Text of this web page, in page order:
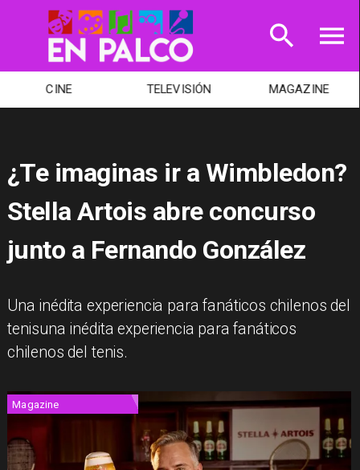
CINE TELEVISIÓN MAGAZINE
¿Te imaginas ir a Wimbledon?
Stella Artois abre concurso
junto a Fernando González
Una inédita experiencia para fanáticos chilenos del
tenisuna inédita experiencia para fanáticos
chilenos del tenis.
Magazine